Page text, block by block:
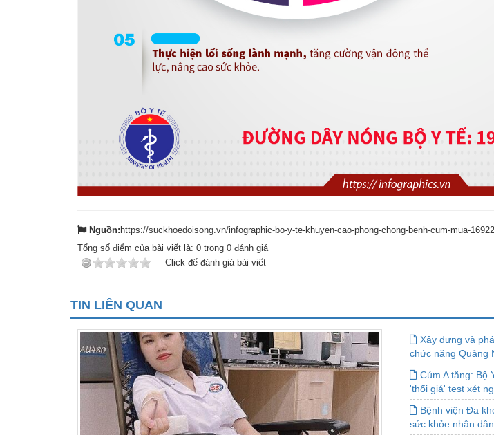
Nguồn: https://suckhoedoisong.vn/infographic-bo-y-te-khuyen-cao-phong-chong-benh-cum-mua-
Tổng số điểm của bài viết là: 0 trong 0 đánh giá
Click để đánh giá bài viết
TIN LIÊN QUAN
Xây dựng và
chức năng Quảng
Cúm A tăng: Bộ
'thổi giá' test xét
Bệnh viện Đa
sức khỏe nhân dân